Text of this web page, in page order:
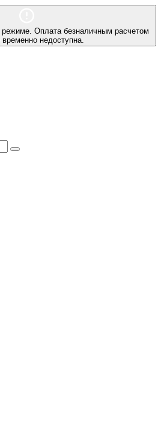
режиме. Оплата безналичным расчетом
временно недоступна.